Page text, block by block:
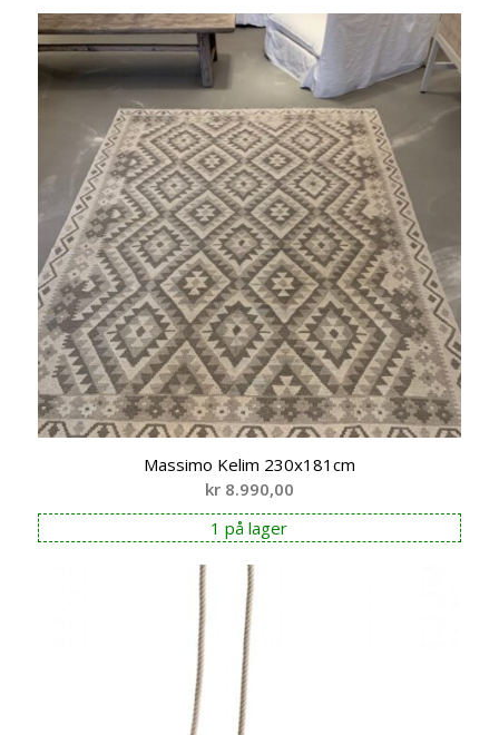
Massimo Kelim 230x181cm
kr8.990,00
1 på lager